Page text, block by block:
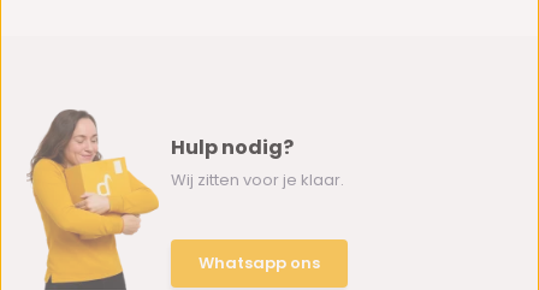
Hulp nodig?
Wij zitten voor je klaar.
Whatsapp ons